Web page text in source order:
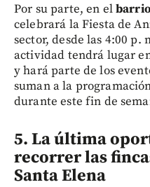
Por su parte, en el
celebrará la Fiesta de
sector, desde las 4:00 p.
actividad tendrá lugar
y hará parte de los
suman a la
durante este fin de
5. La última
recorrer las
Santa Elena